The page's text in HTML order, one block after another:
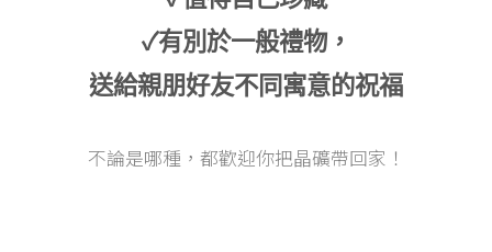
✓有別於一般禮物，
送給親朋好友不同寓意的祝福
不論是哪種，都歡迎你把晶礦帶回家！